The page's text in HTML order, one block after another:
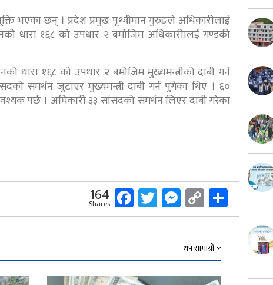
भएका छन् । प्रदेश प्रमुख पृथ्वीमान गुरुङले अधिकारीलाई
धारा १६८ को उपधार २ बमोजिम अधिकारीालई गण्डकी
१६८ को उपधार २ बमोजिम मुख्यमन्त्रीको दाबी गर्न
समर्थन जुटाएर मुख्यमन्त्री दाबी गर्न पुगेका थिए । ६०
पर्छ । अघिकारी ३३ सांसदको समर्थन लिएर दाबी गरेका
164
Shares Facebook
Twitter
Messenger
Copy
Link
Share
थप सामाग्री